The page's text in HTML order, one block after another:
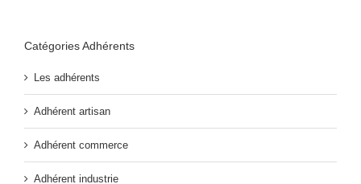
Catégories Adhérents
Les adhérents
Adhérent artisan
Adhérent commerce
Adhérent industrie